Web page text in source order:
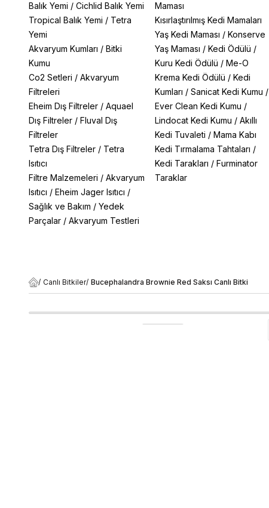
Balık Yemi / Cichlid Balık Yemi
Tropical Balık Yemi / Tetra
Yemi
Akvaryum Kumları / Bitki
Kumu
Co2 Setleri / Akvaryum
Filtreleri
Eheim Dış Filtreler / Aquael
Dış Filtreler / Fluval Dış
Filtreler
Tetra Dış Filtreler / Tetra
Isıtıcı
Filtre Malzemeleri / Akvaryum
Isıtıcı / Eheim Jager Isıtıcı /
Sağlık ve Bakım / Yedek
Parçalar / Akvaryum Testleri
Maması
Kısırlaştırılmış Kedi Mamaları
Yaş Kedi Maması / Konserve
Yaş Maması / Kedi Ödülü /
Kuru Kedi Ödülü / Me-O
Krema Kedi Ödülü / Kedi
Kumları / Sanicat Kedi Kumu /
Ever Clean Kedi Kumu /
Lindocat Kedi Kumu / Akıllı
Kedi Tuvaleti / Mama Kabı
Kedi Tırmalama Tahtaları /
Kedi Tarakları / Furminator
Taraklar
/ Canlı Bitkiler/ Bucephalandra Brownie Red Saksı Canlı Bitki